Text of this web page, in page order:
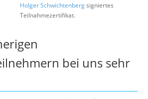
Holger Schwichtenbergsigniertes
Teilnahmezertifikat.
bei uns sehr